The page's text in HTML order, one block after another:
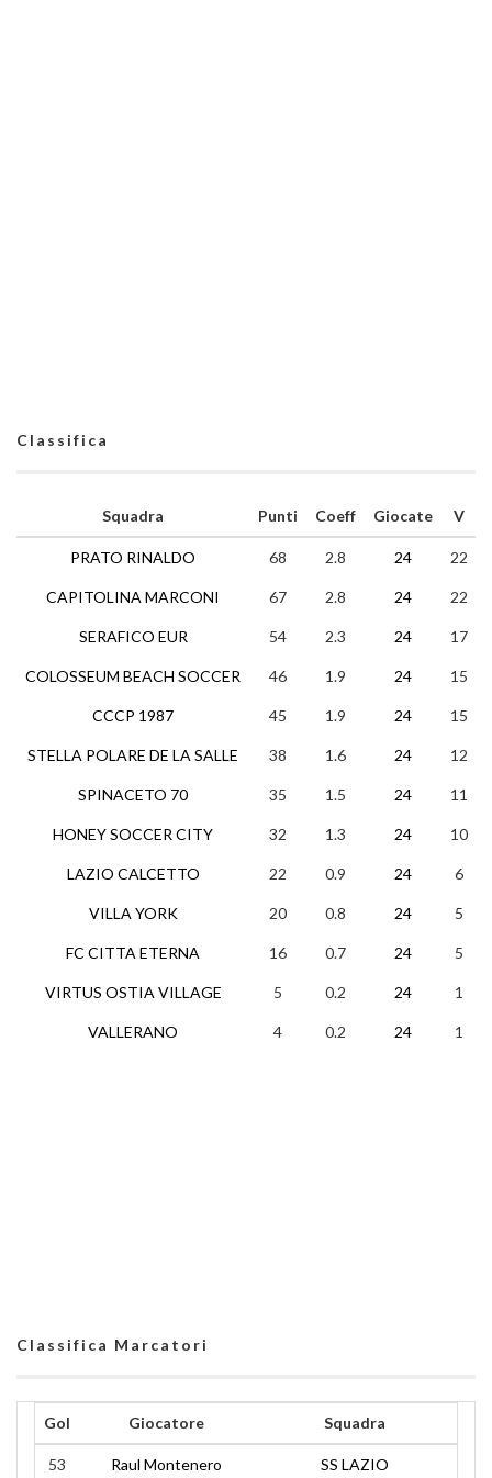
Classifica
Squadra
PRATO RINALDO
CAPITOLINA MARCONI
SERAFICO EUR
COLOSSEUM BEACH SOCCER
CCCP 1987
STELLA POLARE DE LA SALLE
SPINACETO 70
HONEY SOCCER CITY
LAZIO CALCETTO
VILLA YORK
FC CITTA ETERNA
VIRTUS OSTIA VILLAGE
VALLERANO
Punti Coeff Giocate V
68 2.8 24 22
67 2.8 24 22
54 2.3 24 17
46 1.9 24 15
45 1.9 24 15
38 1.6 24 12
35 1.5 24 11
32 1.3 24 10
22 0.9 24 6
20 0.8 24 5
16 0.7 24 5
5 0.2 24 1
4 0.2 24 1
Classifica Marcatori
Gol Giocatore Squadra
53 Raul Montenero SS LAZIO